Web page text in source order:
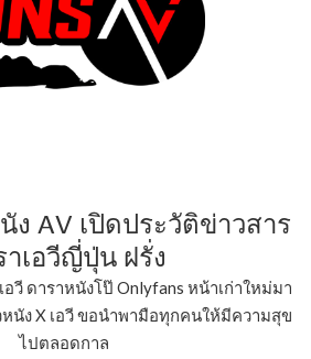
ง AV เปิดประวัติข่าวสาร
าเอวีญี่ปุ่น ฝรั่ง
อวี ดาราหนังโป๊ Onlyfans หน้าเก่าใหม่มา
นัง X เอวี ขอนำพามือทุกคนให้มีความสุข
ไปตลอดกาล